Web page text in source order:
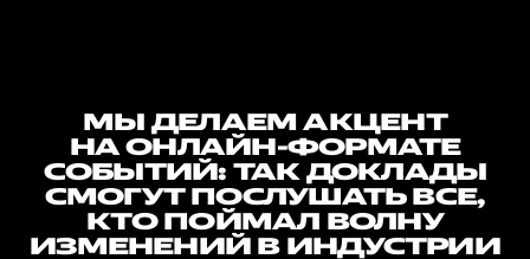
МЫ ДЕЛАЕМ АКЦЕНТ
НА ОНЛАЙН-ФОРМАТЕ
СОБЫТИЙ: ТАК ДОКЛАДЫ
СМОГУТ ПОСЛУШАТЬ ВСЕ,
КТО ПОЙМАЛ ВОЛНУ
ИЗМЕНЕНИЙ В ИНДУСТРИИ